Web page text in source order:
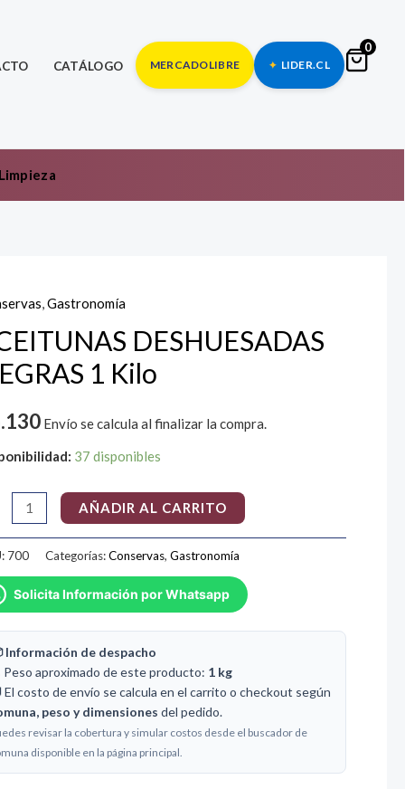
CATÁLOGO MERCADOLIBRE LIDER.CL
0
Limpieza
,Gastronomía
DESHUESADAS
1 Kilo
Envío se calcula al finalizar la compra.
37 disponibles
AÑADIR AL CARRITO
700 Categorías:Conservas, Gastronomía
Solicita Información por Whatsapp
Información de despacho
aproximado de este producto: 1 kg
El costo de envío se calcula en el carrito o checkout según
peso y dimensiones del pedido.
revisar la cobertura y simular costos desde el buscador de
disponible en la página principal.